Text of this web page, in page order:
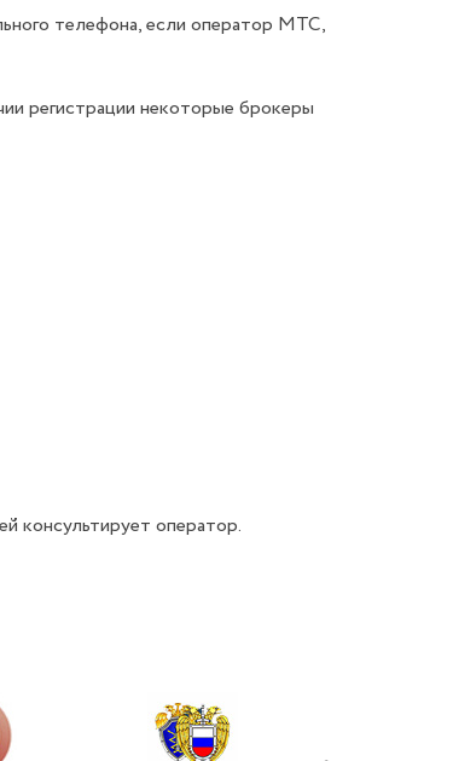
телефона, если оператор МТС,
регистрации некоторые брокеры
консультирует оператор.